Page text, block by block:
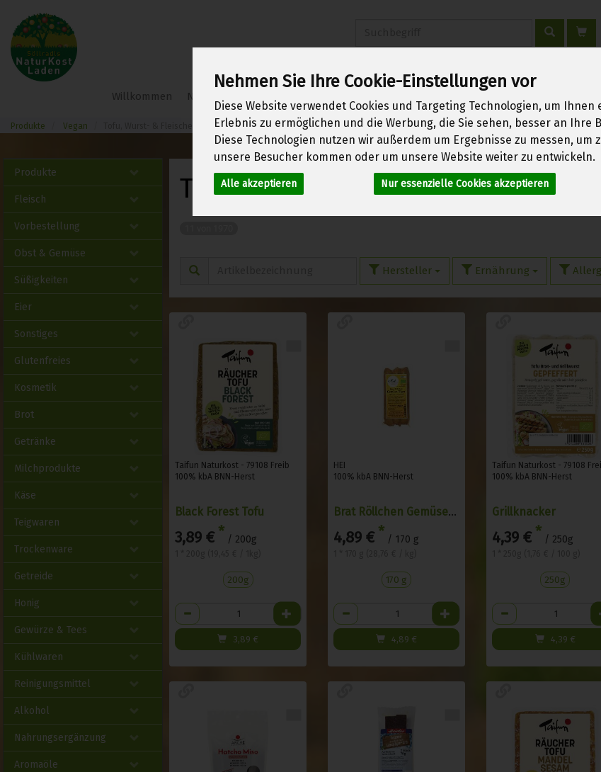
Nehmen Sie Ihre Cookie-Einstellungen vor
Diese Website verwendet Cookies und Targeting Technologien, um
Erlebnis zu ermöglichen und die Werbung, die Sie sehen, besser an Ihre
Diese Technologien nutzen wir außerdem um Ergebnisse zu messen, um
unsere Besucher kommen oder um unsere Website weiter zu entwickeln.
Alle akzeptieren Nur essenzielle Cookies akzeptieren
Webshop
Willkommen Neu im Shop
Produkte Vegan
Produkte
Fleisch
Vorbestellung
Obst & Gemüse
Süßigkeiten
Eier
Sonstiges
Glutenfreies
Kosmetik
Brot
Getränke
Milchprodukte
Käse
Teigwaren
Trockenware
Getreide
Honig
Gewürze & Tees
Kühlwaren
Reinigungsmittel
Alkohol
Nahrungsergänzung
Aromaöle
Tofu, Wurst- & Fleischersatz
Hersteller Ernährung
Taifun Naturkost - 79108 Freib
100% kbA BNN-Herst
Black Forest Tofu
3,89 € * / 200g
200g
Anzahl
3,89 €
HEI
100% kbA BNN-Herst
Brat Röllchen Gemüsetiger
4,89 € * / 170 g
170 g
Anzahl
4,89 €
Taifun Naturkost - 79108
100% kbA BNN-Herst
Grillknacker
4,39 € * / 250g
250g
Anzahl
4,39 €